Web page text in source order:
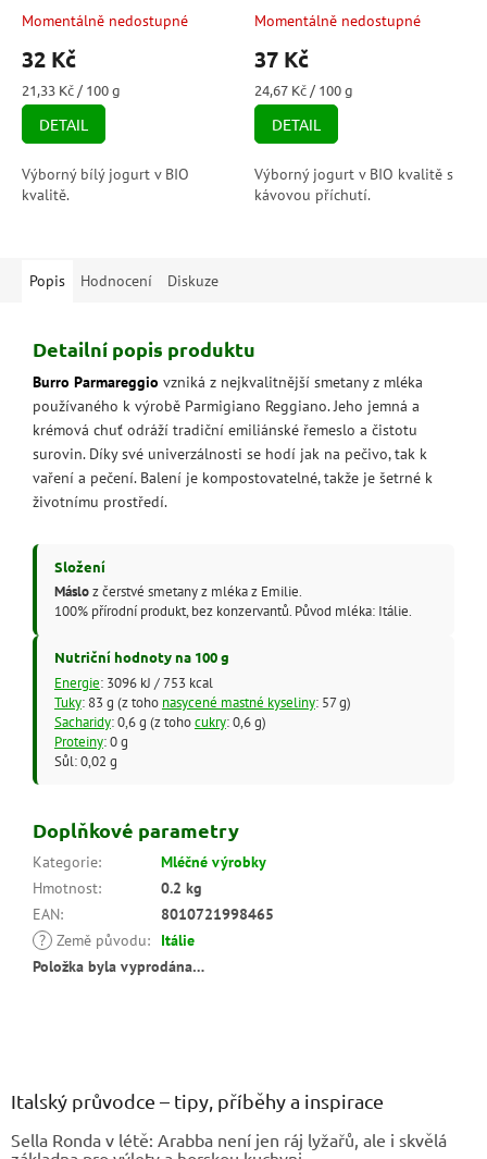
Momentálně nedostupné
32 Kč
Měrná
cena:
21,33 Kč / 100 g
DETAIL
Výborný bílý jogurt v BIO
kvalitě.
Momentálně nedostupné
37 Kč
Měrná
cena:
24,67 Kč / 100 g
DETAIL
Výborný jogurt v BIO kvalitě s
kávovou příchutí.
Popis Hodnocení Diskuze
Detailní popis produktu
Burro Parmareggio vzniká z nejkvalitnější smetany z mléka
používaného k výrobě Parmigiano Reggiano. Jeho jemná a
krémová chuť odráží tradiční emiliánské řemeslo a čistotu
surovin. Díky své univerzálnosti se hodí jak na pečivo, tak k
vaření a pečení. Balení je kompostovatelné, takže je šetrné k
životnímu prostředí.
Složení
Másloz čerstvé smetany z mléka z Emilie.
100% přírodní produkt, bez konzervantů. Původ mléka: Itálie.
Nutriční hodnoty na 100 g
Energie: 3096 kJ / 753 kcal
Tuky: 83 g (z toho nasycené mastné kyseliny: 57 g)
Sacharidy: 0,6 g (z tohocukry: 0,6 g)
Proteiny: 0 g
Sůl: 0,02 g
Doplňkové parametry
Kategorie:
Mléčné výrobky
Hmotnost:
0.2 kg
EAN:
8010721998465
? Země původu:
Itálie
Položka byla vyprodána…
Italský průvodce – tipy, příběhy a inspirace
Sella Ronda v létě: Arabba není jen ráj lyžařů, ale i skvělá